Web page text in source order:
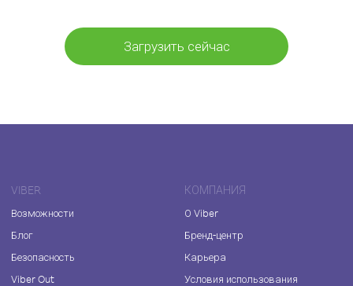
Загрузить сейчас
VIBER
Возможности
Блог
Безопасность
Viber Out
КОМПАНИЯ
О Viber
Бренд-центр
Карьера
Условия использования